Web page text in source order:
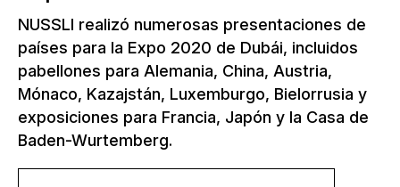
NUSSLI realizó numerosas presentaciones de
países para la Expo 2020 de Dubái, incluidos
pabellones para Alemania, China, Austria,
Mónaco, Kazajstán, Luxemburgo, Bielorrusia y
exposiciones para Francia, Japón y la Casa de
Baden-Wurtemberg.